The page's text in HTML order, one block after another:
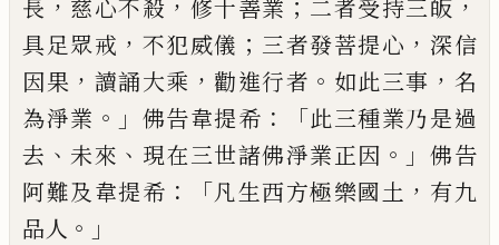
長 ， 慈心不殺 ， 修十善業 ； 二者受持三皈 ，
具足眾戒 ， 不犯威儀 ； 三者發菩提心 ， 深信
因果 ， 讀誦大乘 ，勸進行者 。 如此三事 ， 名
為淨業 。」 佛告韋提希 ：「此三種業乃是過
去 、 未來 、 現在三世諸佛淨業正因 。」 佛告
阿難及韋提希 ：「凡生西方極樂國土 ， 有九
品人 。」